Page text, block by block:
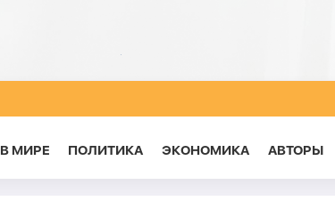
В МИРЕ ПОЛИТИКА ЭКОНОМИКА AВТОРЫ